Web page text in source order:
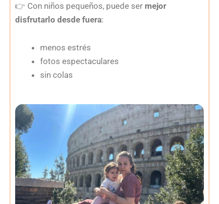
👉 Con niños pequeños, puede ser mejor
disfrutarlo desde fuera:
menos estrés
fotos espectaculares
sin colas